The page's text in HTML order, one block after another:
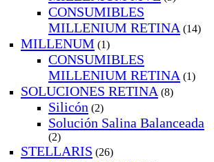
CONSUMIBLES
MILLENIUM RETINA (14)
MILLENUM (1)
CONSUMIBLES
MILLENIUM RETINA (1)
SOLUCIONES RETINA (8)
Silicón (2)
Solución Salina Balanceada
(2)
STELLARIS (26)